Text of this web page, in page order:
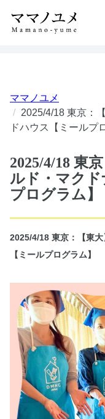
ママノユメ
2025/4/18 東京：
ドハウス【ミールプ
2025/4/18 東
ルド・マク
プログラム】
2025/4/18 東京：【東
【ミールプログラム】